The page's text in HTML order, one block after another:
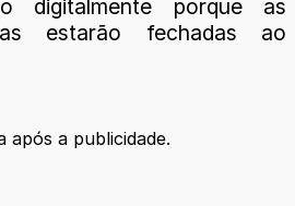
digitalmente porque as
estarão fechadas ao
após a publicidade.